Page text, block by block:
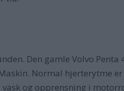
Den gamle Volvo
Normal hjerterytme
og opprensning i